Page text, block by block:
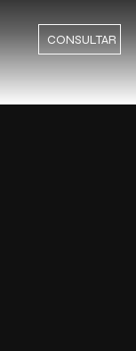
CONSULTAR